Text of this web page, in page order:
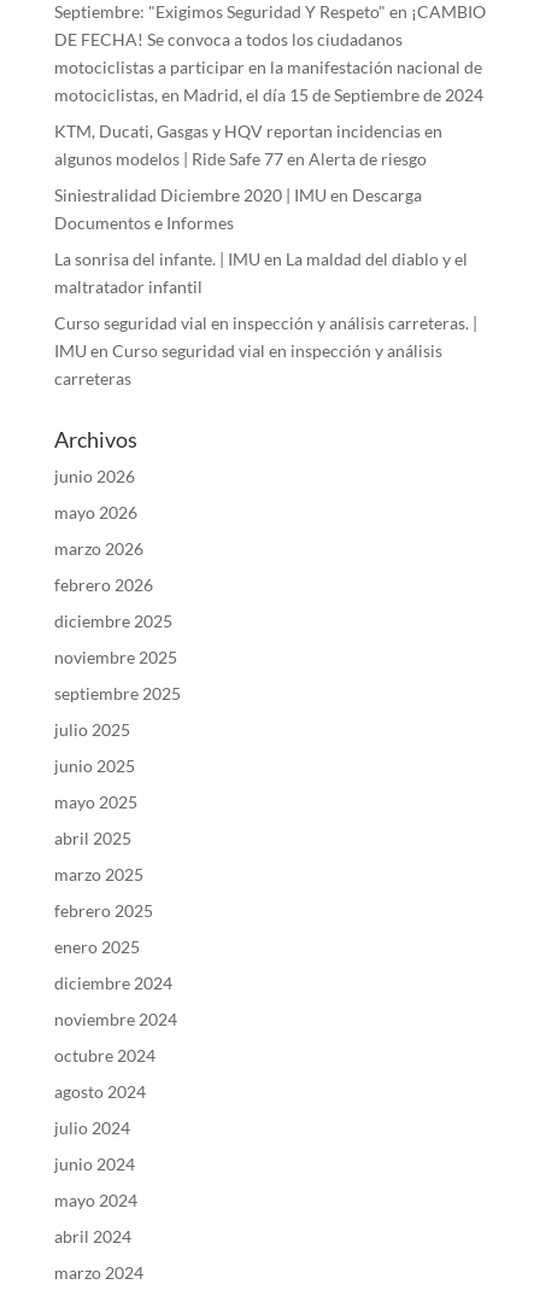
Septiembre: "Exigimos Seguridad Y Respeto" en ¡CAMBIO
DE FECHA! Se convoca a todos los ciudadanos
motociclistas a participar en la manifestación nacional de
motociclistas, en Madrid, el día 15 de Septiembre de 2024
KTM, Ducati, Gasgas y HQV reportan incidencias en
algunos modelos | Ride Safe 77en Alerta de riesgo
Siniestralidad Diciembre 2020 | IMU en Descarga
Documentos e Informes
La sonrisa del infante. | IMU en La maldad del diablo y el
maltratador infantil
Curso seguridad vial en inspección y análisis carreteras. |
IMU en Curso seguridad vial en inspección y análisis
carreteras
Archivos
junio 2026
mayo 2026
marzo 2026
febrero 2026
diciembre 2025
noviembre 2025
septiembre 2025
julio 2025
junio 2025
mayo 2025
abril 2025
marzo 2025
febrero 2025
enero 2025
diciembre 2024
noviembre 2024
octubre 2024
agosto 2024
julio 2024
junio 2024
mayo 2024
abril 2024
marzo 2024